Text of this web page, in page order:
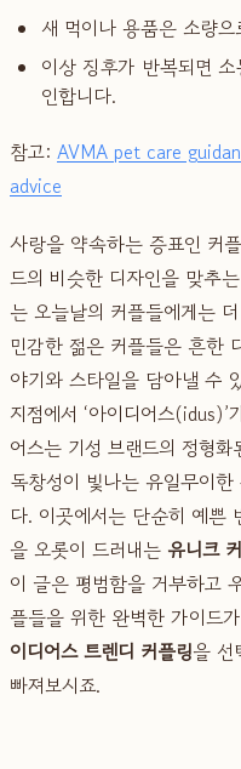
새 먹이나 용품은 소량
이상 징후가 반복되면
인합니다.
참고: AVMA pet care
advice
사랑을 약속하는 증표인 커
드의 비슷한 디자인을 맞추
는 오늘날의 커플들에게는
민감한 젊은 커플들은 흔한
야기와 스타일을 담아낼 수
지점에서 ‘아이디어스
어스는 기성 브랜드의 정형
독창성이 빛나는 유일무이
다. 이곳에서는 단순히 예쁜
을 오롯이 드러내는 유니크
이 글은 평범함을 거부하고
플들을 위한 완벽한 가이드
이디어스 트렌디 커플링을 선
빠져보시죠.